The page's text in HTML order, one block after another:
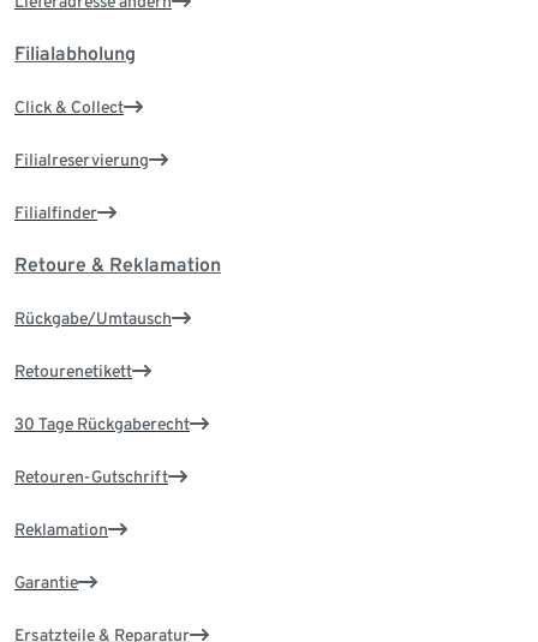
Filialabholung
Click & Collect
Filialreservierung
Filialfinder
Retoure & Reklamation
Rückgabe/Umtausch
Retourenetikett
30 Tage Rückgaberecht
Retouren-Gutschrift
Reklamation
Garantie
Ersatzteile & Reparatur